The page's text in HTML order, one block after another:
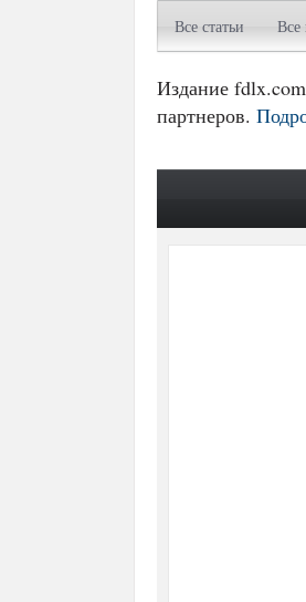
Все статьи Все
Издание
партнеров.